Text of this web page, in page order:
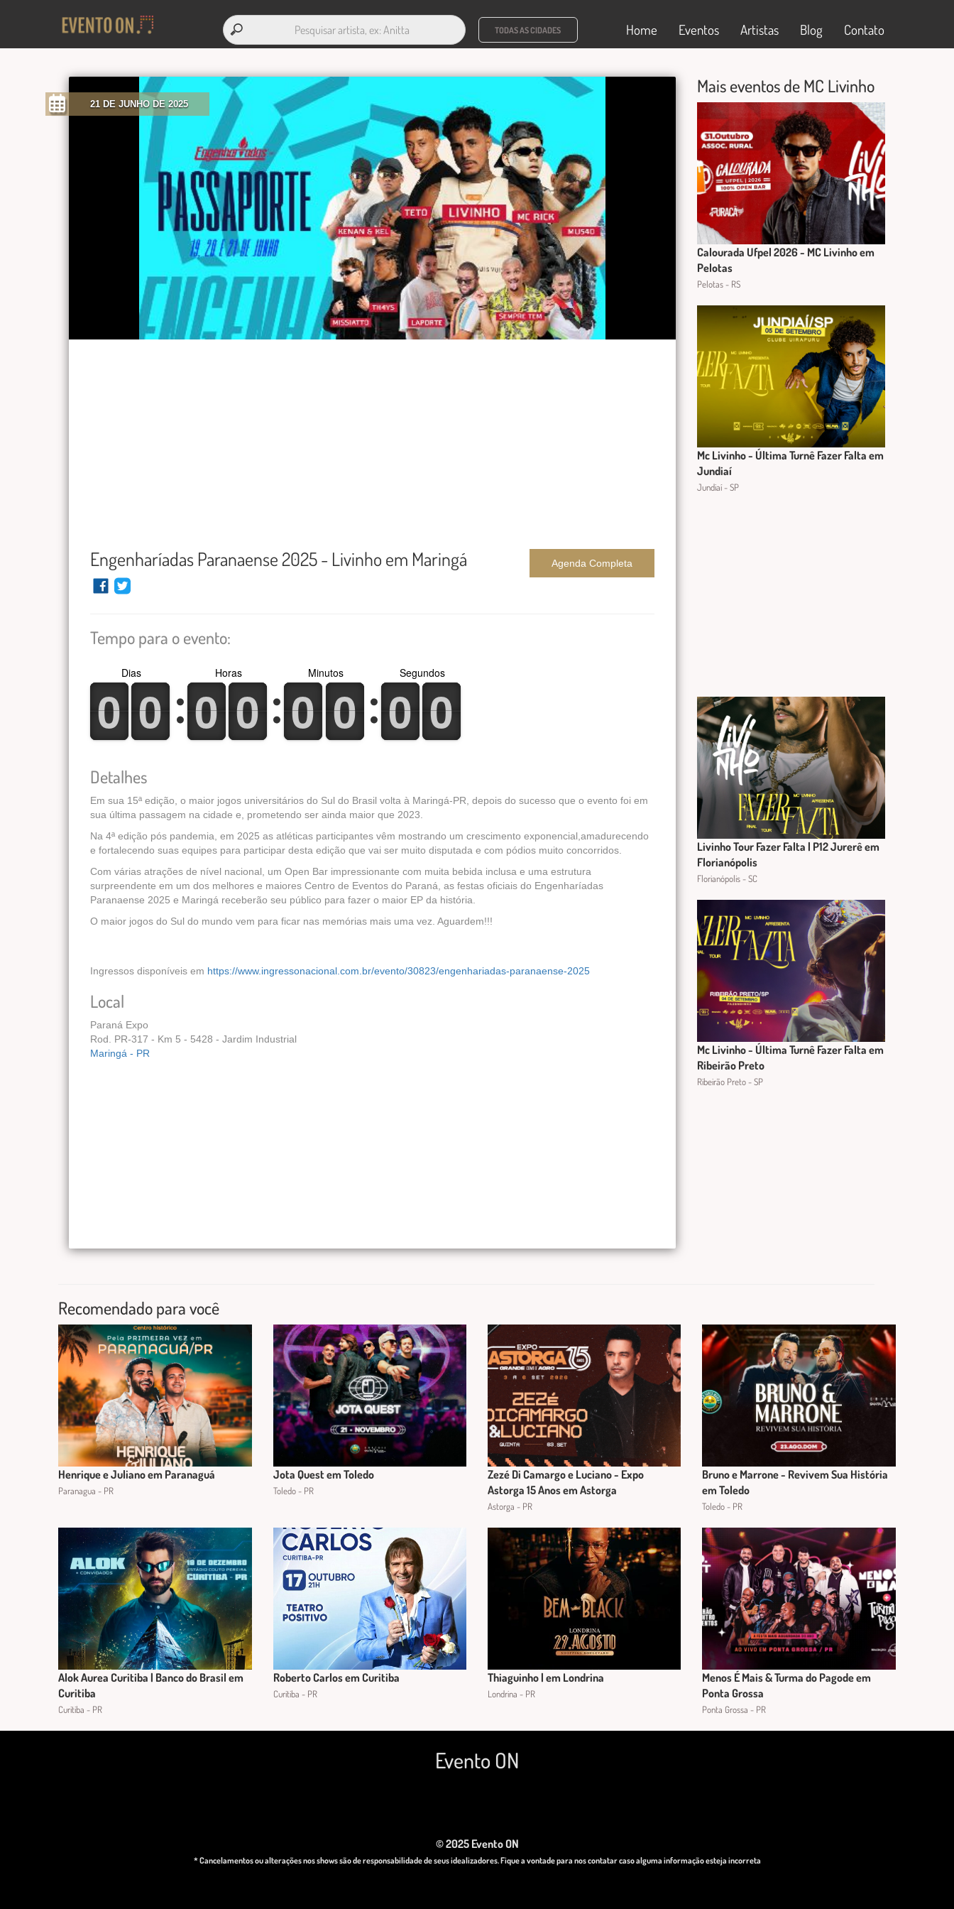
TODAS AS CIDADES Home Eventos Artistas Blog Contato
21 DE JUNHO DE 2025
Engenharíadas Paranaense 2025 - Livinho em Maringá Agenda Completa
Tempo para o evento:
0
0
1
1 0
0
1
1
Dias
0
0
1
1 0
0
1
1
Horas
0
0
1
1 0
0
1
1
Minutos
0
0
1
1 0
0
1
1
Segundos
Detalhes
Em sua 15ª edição, o maior jogos universitários do Sul do Brasil volta à Maringá-PR, depois do sucesso que o evento foi em
sua última passagem na cidade e, prometendo ser ainda maior que 2023.
Na 4ª edição pós pandemia, em 2025 as atléticas participantes vêm mostrando um crescimento exponencial,amadurecendo
e fortalecendo suas equipes para participar desta edição que vai ser muito disputada e com pódios muito concorridos.
Com várias atrações de nível nacional, um Open Bar impressionante com muita bebida inclusa e uma estrutura
surpreendente em um dos melhores e maiores Centro de Eventos do Paraná, as festas oficiais do Engenharíadas
Paranaense 2025 e Maringá receberão seu público para fazer o maior EP da história.
O maior jogos do Sul do mundo vem para ficar nas memórias mais uma vez. Aguardem!!!
Ingressos disponíveis em https://www.ingressonacional.com.br/evento/30823/engenhariadas-paranaense-2025
Local
Paraná Expo
Rod. PR-317 - Km 5 - 5428 - Jardim Industrial
Maringá - PR
Mais eventos de MC Livinho
Calourada Ufpel 2026 - MC Livinho em
Pelotas
Pelotas - RS
Mc Livinho - Última Turnê Fazer Falta em
Jundiaí
Jundiaí - SP
Livinho Tour Fazer Falta | P12 Jurerê em
Florianópolis
Florianópolis - SC
Mc Livinho - Última Turnê Fazer Falta em
Ribeirão Preto
Ribeirão Preto - SP
Recomendado para você
Henrique e Juliano em Paranaguá
Paranagua - PR
Jota Quest em Toledo
Toledo - PR
Zezé Di Camargo e Luciano - Expo
Astorga 15 Anos em Astorga
Astorga - PR
Bruno e Marrone - Revivem Sua História
em Toledo
Toledo - PR
Alok Aurea Curitiba | Banco do Brasil em
Curitiba
Curitiba - PR
Roberto Carlos em Curitiba
Curitiba - PR
Thiaguinho | em Londrina
Londrina - PR
Menos É Mais & Turma do Pagode em
Ponta Grossa
Ponta Grossa - PR
Evento ON
© 2025 Evento ON
* Cancelamentos ou alterações nos shows são de responsabilidade de seus idealizadores. Fique a vontade para nos contatar caso alguma informação esteja incorreta